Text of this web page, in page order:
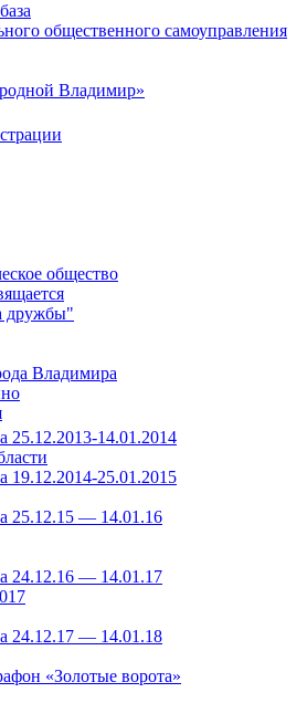
общественного самоуправления
Владимир»
общество
дружбы"
Владимира
25.12.2013-14.01.2014
19.12.2014-25.01.2015
25.12.15 — 14.01.16
24.12.16 — 14.01.17
24.12.17 — 14.01.18
«Золотые ворота»